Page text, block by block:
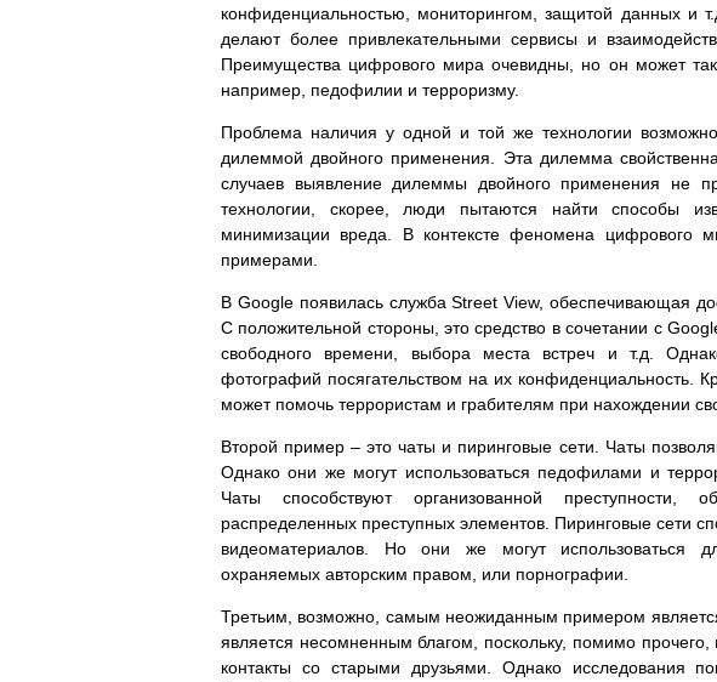
конфиденциальностью, мониторингом, защитой данных
делают более привлекательными сервисы и
Преимущества цифрового мира очевидны, но он может
например, педофилии и терроризму.
Проблема наличия у одной и той же технологии
дилеммой двойного применения. Эта дилемма
случаев выявление дилеммы двойного применения не
технологии, скорее, люди пытаются найти способы
минимизации вреда. В контексте феномена цифрового
примерами.
В Google появилась служба Street View, обеспечивающая
С положительной стороны, это средство в сочетании с
свободного времени, выбора места встреч и т.д.
фотографий посягательством на их конфиденциальность.
может помочь террористам и грабителям при нахождении
Второй пример – это чаты и пиринговые сети. Чаты
Однако они же могут использоваться педофилами и
Чаты способствуют организованной преступности,
распределенных преступных элементов. Пиринговые сети
видеоматериалов. Но они же могут использоваться
охраняемых авторским правом, или порнографии.
Третьим, возможно, самым неожиданным примером
является несомненным благом, поскольку, помимо
контакты со старыми друзьями. Однако исследования